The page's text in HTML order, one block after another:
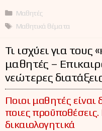
Κατηγορίες
Μαθητές
Ετικέτες
Μαθητικά θέματα
Τι ισχύει για τους
μαθητές –
νεώτερες
Ποιοι μαθητές
ποιες
δικαιολογητικά